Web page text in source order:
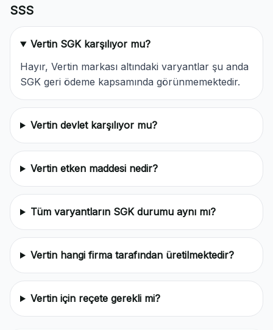
SSS
Vertin SGK karşılıyor mu?
Hayır, Vertin markası altındaki varyantlar şu anda
SGK geri ödeme kapsamında görünmemektedir.
Vertin devlet karşılıyor mu?
Vertin etken maddesi nedir?
Tüm varyantların SGK durumu aynı mı?
Vertin hangi firma tarafından üretilmektedir?
Vertin için reçete gerekli mi?